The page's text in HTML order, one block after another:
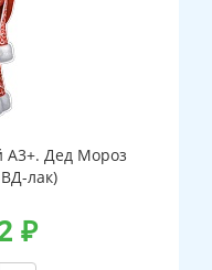
А3+. Дед Мороз
лак)
₽